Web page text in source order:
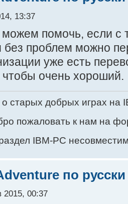
13:37
помочь, если с
без проблем можно
уже есть
очень хороший.
о старых добрых играх на
пожаловать к нам на
IBM-PC
по русски
2015, 00:37